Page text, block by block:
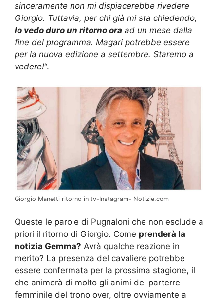
sinceramente non mi dispiacerebbe rivedere
Giorgio. Tuttavia, per chi già mi sta chiedendo,
lo vedo duro un ritorno ora ad un mese dalla
fine del programma. Magari potrebbe essere
per la nuova edizione a settembre. Staremo a
vedere!“.
Giorgio Manetti ritorno in tv-Instagram- Notizie.com
Queste le parole di Pugnaloni che non esclude a
priori il ritorno di Giorgio. Come prenderà la
notizia Gemma? Avrà qualche reazione in
merito? La presenza del cavaliere potrebbe
essere confermata per la prossima stagione, il
che animerà di molto gli animi del parterre
femminile del trono over, oltre ovviamente a